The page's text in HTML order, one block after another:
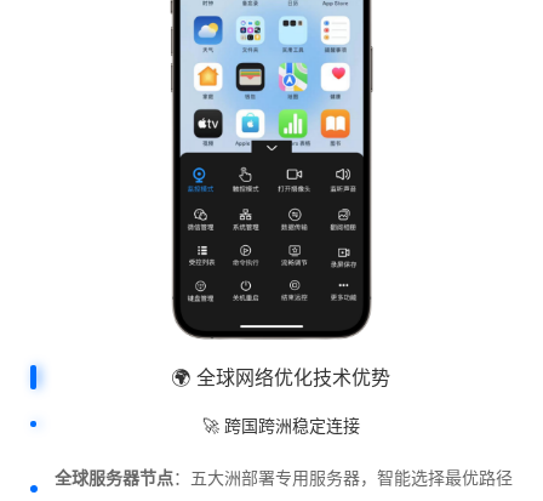
🌍 全球网络优化技术优势
🚀 跨国跨洲稳定连接
全球服务器节点：五大洲部署专用服务器，智能选择最优路径